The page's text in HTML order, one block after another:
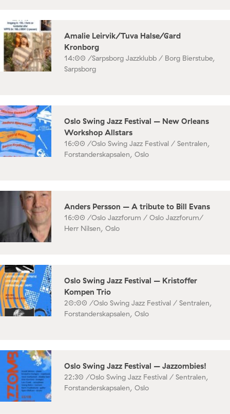
Amalie Leirvik/Tuva Halse/Gard
Kronborg
14:00 /Sarpsborg Jazzklubb / Borg Bierstube,
Sarpsborg
Oslo Swing Jazz Festival – New Orleans
Workshop Allstars
16:00 /Oslo Swing Jazz Festival / Sentralen,
Forstanderskapsalen, Oslo
Anders Persson – A tribute to Bill Evans
16:00 /Oslo Jazzforum / Oslo Jazzforum/
Herr Nilsen, Oslo
Oslo Swing Jazz Festival – Kristoffer
Kompen Trio
20:00 /Oslo Swing Jazz Festival / Sentralen,
Forstanderskapsalen, Oslo
Oslo Swing Jazz Festival – Jazzombies!
22:30 /Oslo Swing Jazz Festival / Sentralen,
Forstanderskapsalen, Oslo